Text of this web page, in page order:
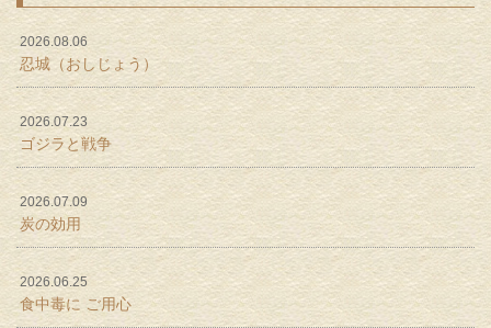
2026.08.06
忍城（おしじょう）
2026.07.23
ゴジラと戦争
2026.07.09
炭の効用
2026.06.25
食中毒に ご用心